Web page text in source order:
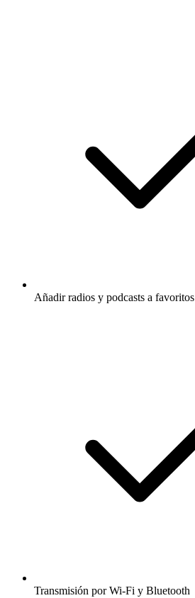
Añadir radios y podcasts a favoritos
Transmisión por Wi-Fi y Bluetooth